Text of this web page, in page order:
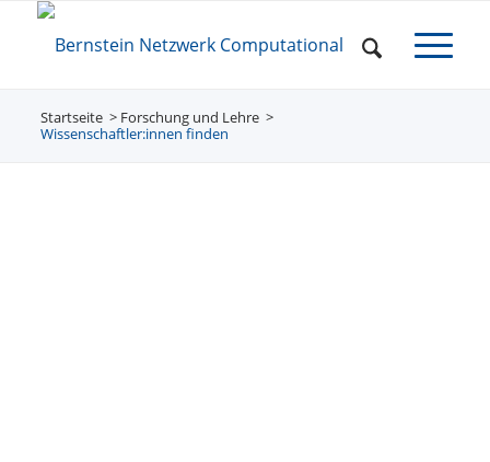
Startseite /
Forschung und Lehre
Wissenschaftler:innen finden